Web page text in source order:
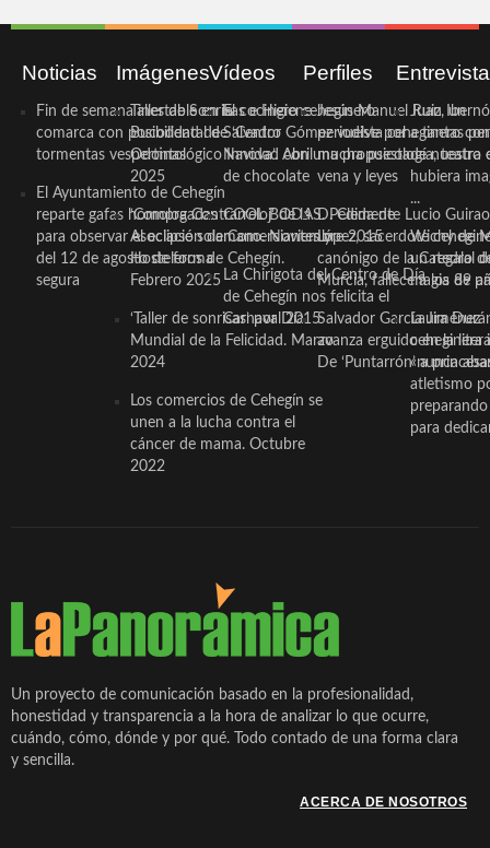
Noticias
Fin de semana inestable en la
comarca con posibilidad de
tormentas vespertinas
El Ayuntamiento de Cehegín
reparte gafas homologadas
para observar el eclipse solar
del 12 de agosto de forma
segura
Imágenes
Taller de Sonrisas e Higiene
Bucodental de ‘Centro
Odontológico Innova’. Abril
2025
‘Compra Contrarreloj’ de la
Asociación de Comerciantes y
Hosteleros de Cehegín.
Febrero 2025
‘Taller de sonrisas’ por Día
Mundial de la Felicidad. Marzo
2024
Los comercios de Cehegín se
unen a la lucha contra el
cáncer de mama. Octubre
2022
Vídeos
El cocinero ceheginero
Salvador Gómez vuelve por
Navidad con una propuesta
de chocolate
COOL BODAS. Pedida de
mano. Noviembre 2015
La Chirigota del Centro de Día
de Cehegín nos felicita el
Carnaval 2015
Perfiles
Jesús Manuel Ruiz, un
periodista ceheginero con
mucha psicología, teatro
vena y leyes
D. Clemente Lucio Guirao
López, sacerdote
canónigo de la Catedral
Murcia, fallece a los 89
Salvador García Jiménez
avanza erguido en la
De ‘Puntarrón’ a
Juan
a tantas
de nuestra
hubiera
...
Wichy de
un regalo
magia de
Laura
ceheginera
«nunca
atletismo
para
Un proyecto de comunicación basado en la profesionalidad,
honestidad y transparencia a la hora de analizar lo que ocurre,
cuándo, cómo, dónde y por qué. Todo contado de una forma clara
y sencilla.
ACERCA DE NOSOTROS